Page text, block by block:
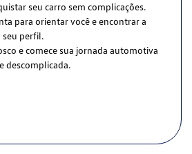
seu carro sem complicações.
para orientar você e encontrar a
seu perfil.
e comece sua jornada automotiva
descomplicada.